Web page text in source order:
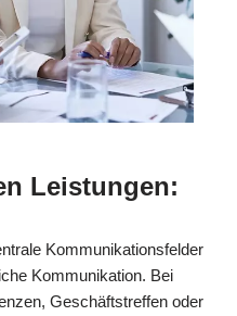
Leistungen:
Kommunikationsfelder
Kommunikation. Bei
Geschäftstreffen oder